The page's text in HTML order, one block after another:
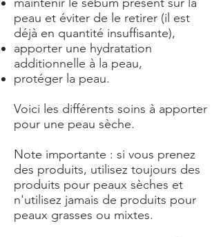
peau et éviter de le retirer (il est
déjà en quantité insuffisante),
apporter une hydratation
additionnelle à la peau,
protéger la peau.
Voici les différents soins à apporter
pour une peau sèche.
Note importante : si vous prenez
des produits, utilisez toujours des
produits pour peaux sèches et
n'utilisez jamais de produits pour
peaux grasses ou mixtes.